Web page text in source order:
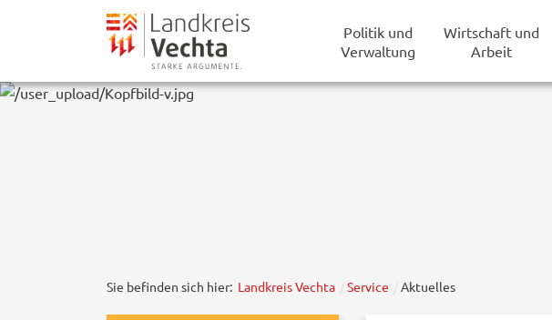
Politik und
Verwaltung
Wirtschaft und
Arbeit
Sie befinden sich hier: Landkreis Vechta Service Aktuelles